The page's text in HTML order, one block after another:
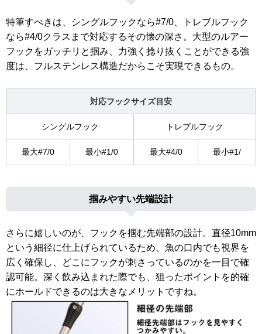
特筆すべきは、シングルフックなら#7/0、トレブルフック
なら#4/0クラスまで対応するその懐の深さ。大型のルアー
フックをガッチリと掴み、力強く捻り抜くことができる強
度は、フルステンレス構造だからこそ実現できるもの。
対応フックサイズ目安
シングルフック トレブルフック
最大#7/0 最小#1/0 最大#4/0 最小#1/
掴みやすい先端設計
さらに嬉しいのが、フックを掴む先端部の設計。直径10mm
という細径に仕上げられているため、魚の口内でも視界を
広く確保し、どこにフックが刺さっているのかを一目で確
認可能。深く飲み込まれた際でも、狙ったポイントを的確
にホールドできるのは大きなメリットですね。